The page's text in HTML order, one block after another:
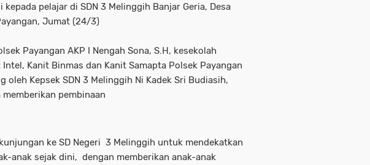
pelajar di SDN 3 Melinggih Banjar Geria, Desa
Jumat (24/3)
Payangan AKP I Nengah Sona, S.H, kesekolah
Kanit Binmas dan Kanit Samapta Polsek Payangan
oleh Kepsek SDN 3 Melinggih Ni Kadek Sri Budiasih,
pembinaan
ke SD Negeri 3 Melinggih untuk mendekatkan
anak sejak dini, dengan memberikan anak-anak